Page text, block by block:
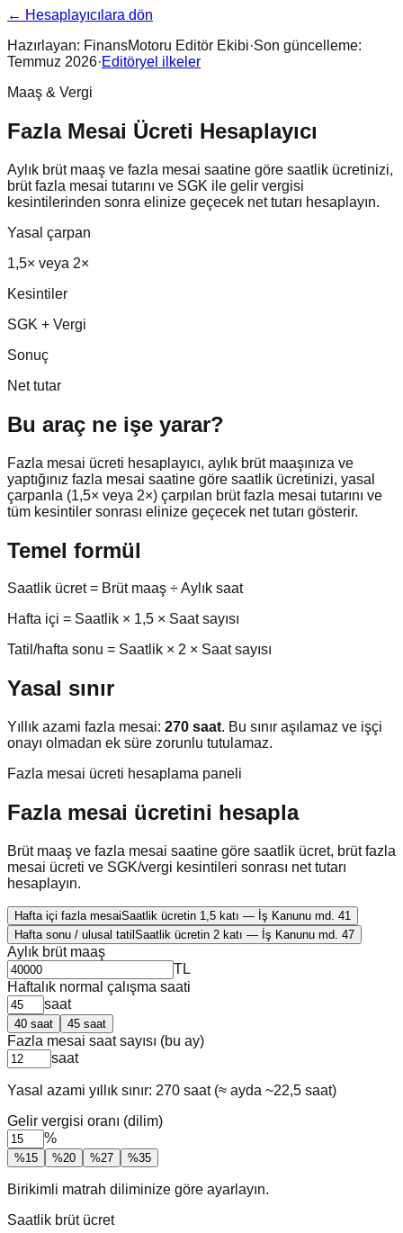
← Hesaplayıcılara dön
Hazırlayan: FinansMotoru Editör Ekibi·Son güncelleme:
Temmuz 2026·Editöryel ilkeler
Maaş & Vergi
Fazla Mesai Ücreti Hesaplayıcı
Aylık brüt maaş ve fazla mesai saatine göre saatlik ücretinizi,
brüt fazla mesai tutarını ve SGK ile gelir vergisi
kesintilerinden sonra elinize geçecek net tutarı hesaplayın.
Yasal çarpan
1,5× veya 2×
Kesintiler
SGK + Vergi
Sonuç
Net tutar
Bu araç ne işe yarar?
Fazla mesai ücreti hesaplayıcı, aylık brüt maaşınıza ve
yaptığınız fazla mesai saatine göre saatlik ücretinizi, yasal
çarpanla (1,5× veya 2×) çarpılan brüt fazla mesai tutarını ve
tüm kesintiler sonrası elinize geçecek net tutarı gösterir.
Temel formül
Saatlik ücret = Brüt maaş ÷ Aylık saat
Hafta içi = Saatlik × 1,5 × Saat sayısı
Tatil/hafta sonu = Saatlik × 2 × Saat sayısı
Yasal sınır
Yıllık azami fazla mesai: 270 saat. Bu sınır aşılamaz ve işçi
onayı olmadan ek süre zorunlu tutulamaz.
Fazla mesai ücreti hesaplama paneli
Fazla mesai ücretini hesapla
Brüt maaş ve fazla mesai saatine göre saatlik ücret, brüt fazla
mesai ücreti ve SGK/vergi kesintileri sonrası net tutarı
hesaplayın.
Hafta içi fazla mesaiSaatlik ücretin 1,5 katı — İş Kanunu md. 41
Hafta sonu / ulusal tatil Saatlik ücretin 2 katı — İş Kanunu md. 47
Aylık brüt maaş
TL
Haftalık normal çalışma saati
saat
40 saat 45 saat
Fazla mesai saat sayısı (bu ay)
saat
Yasal azami yıllık sınır: 270 saat (≈ ayda ~22,5 saat)
Gelir vergisi oranı (dilim)
%
%15 %20 %27 %35
Birikimli matrah diliminize göre ayarlayın.
Saatlik brüt ücret